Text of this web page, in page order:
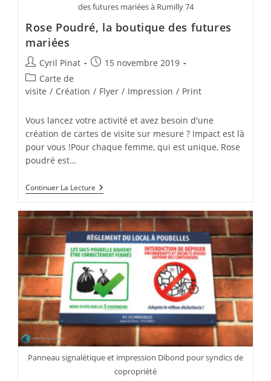
des futures mariées à Rumilly 74
Rose Poudré, la boutique des futures
mariées
Auteur/autrice
de
la
Cyril Pinat
Publication
15 novembre 2019
Post
category:
Carte de
visite / Création / Flyer / Impression / Print
Vous lancez votre activité et avez besoin d'une
création de cartes de visite sur mesure ? Impact est là
pour vous !Pour chaque femme, qui est unique, Rose
poudré est…
Continuer La Lecture Rose
Poudré,
Boutique
Des
Futures
Mariées
Panneau signalétique et impression Dibond pour syndics de
copropriété